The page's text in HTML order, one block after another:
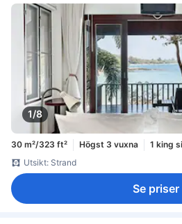
1/8
30 m²/323 ft² Högst 3 vuxna
1 king
Utsikt: Strand
Se priser